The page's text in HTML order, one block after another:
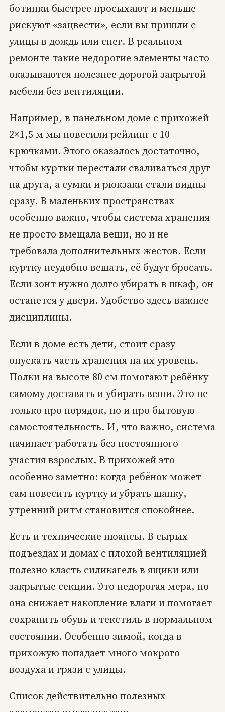
ботинки быстрее просыхают и меньше
рискуют «зацвести», если вы пришли с
улицы в дождь или снег. В реальном
ремонте такие недорогие элементы часто
оказываются полезнее дорогой закрытой
мебели без вентиляции.
Например, в панельном доме с прихожей
2×1,5 м мы повесили рейлинг с 10
крючками. Этого оказалось достаточно,
чтобы куртки перестали сваливаться друг
на друга, а сумки и рюкзаки стали видны
сразу. В маленьких пространствах
особенно важно, чтобы система хранения
не просто вмещала вещи, но и не
требовала дополнительных жестов. Если
куртку неудобно вешать, её будут бросать.
Если зонт нужно долго убирать в шкаф, он
останется у двери. Удобство здесь важнее
дисциплины.
Если в доме есть дети, стоит сразу
опускать часть хранения на их уровень.
Полки на высоте 80 см помогают ребёнку
самому доставать и убирать вещи. Это не
только про порядок, но и про бытовую
самостоятельность. И, что важно, система
начинает работать без постоянного
участия взрослых. В прихожей это
особенно заметно: когда ребёнок может
сам повесить куртку и убрать шапку,
утренний ритм становится спокойнее.
Есть и технические нюансы. В сырых
подъездах и домах с плохой вентиляцией
полезно класть силикагель в ящики или
закрытые секции. Это недорогая мера, но
она снижает накопление влаги и помогает
сохранить обувь и текстиль в нормальном
состоянии. Особенно зимой, когда в
прихожую попадает много мокрого
воздуха и грязи с улицы.
Список действительно полезных